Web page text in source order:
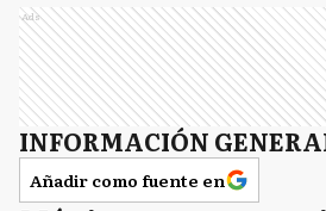
Ads
INFORMACIÓN
Añadir como fuente en